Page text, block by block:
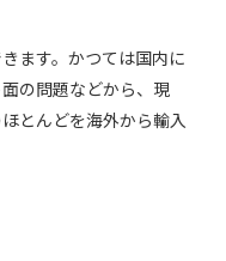
ます。かつては国内に
の問題などから、現
とんどを海外から輸入